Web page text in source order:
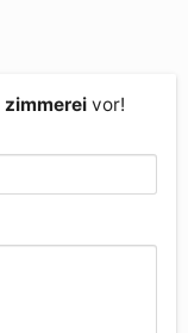
zimmerei vor!